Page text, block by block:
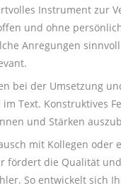
Instrument zur
und ohne
Anregungen
bei der Umsetzung
Text. Konstruktives
und Stärken
mit Kollegen oder
fördert die Qualität
So entwickelt sich